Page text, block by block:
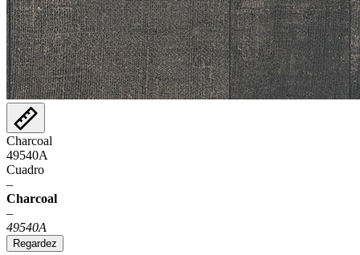
Charcoal
49540A
Cuadro
–
Charcoal
–
49540A
Regardez